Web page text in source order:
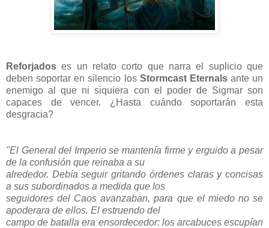
Reforjadoses un relato corto que narra el suplicio que
deben soportar en silencio los Stormcast Eternalsante un
enemigo al que ni siquiera con el poder de Sigmar son
capaces de vencer. ¿Hasta cuándo soportarán esta
desgracia?
"El General del Imperio se mantenía firme y erguido a pesar
de la confusión que reinaba a su
alrededor. Debía seguir gritando órdenes claras y concisas
a sus subordinados a medida que los
seguidores del Caos avanzaban, para que el miedo no se
apoderara de ellos. El estruendo del
campo de batalla era ensordecedor: los arcabuces escupían